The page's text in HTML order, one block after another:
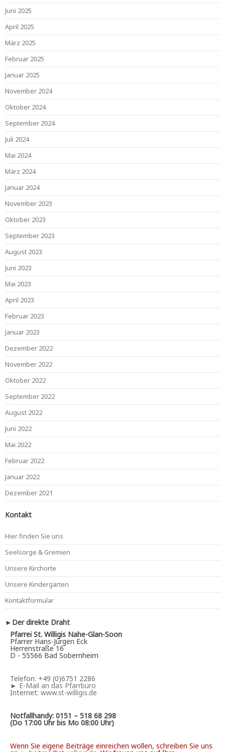
Juni 2025
April 2025
März 2025
Februar 2025
Januar 2025
November 2024
Oktober 2024
September 2024
Juli 2024
Mai 2024
März 2024
Januar 2024
November 2023
Oktober 2023
September 2023
August 2023
Juni 2023
Mai 2023
April 2023
Februar 2023
Januar 2023
Dezember 2022
November 2022
Oktober 2022
September 2022
August 2022
Juni 2022
Mai 2022
Februar 2022
Januar 2022
Dezember 2021
Kontakt
Hier finden Sie uns
Seelsorge & Gremien
Unsere Kirchorte
Unsere Kindergärten
Kontaktformular
►Der direkte Draht
Pfarrei St. Willigis Nahe-Glan-Soon
Pfarrer Hans-Jürgen Eck
Herrenstraße 16
D - 55566 Bad Sobernheim
Telefon: +49 (0)6751 2286
► E-Mail an das Pfarrbüro
Internet: www.st-willigis.de
Notfallhandy: 0151 – 518 68 298
(Do 17:00 Uhr bis Mo 08:00 Uhr)
Wenn Sie eigene Beiträge einreichen wollen, schreiben Sie uns